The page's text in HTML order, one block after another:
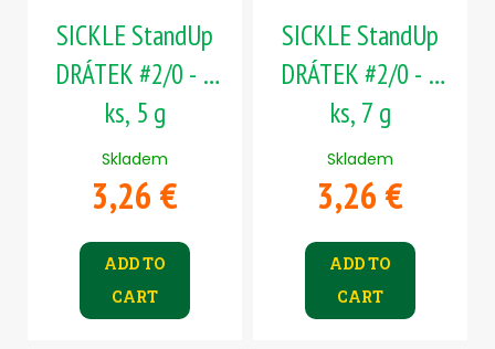
SICKLE StandUp
DRÁTEK #2/0 - 5
ks, 5 g
Skladem
3,26 €
ADD TO
CART
SICKLE StandUp
DRÁTEK #2/0 - 5
ks, 7 g
Skladem
3,26 €
ADD TO
CART